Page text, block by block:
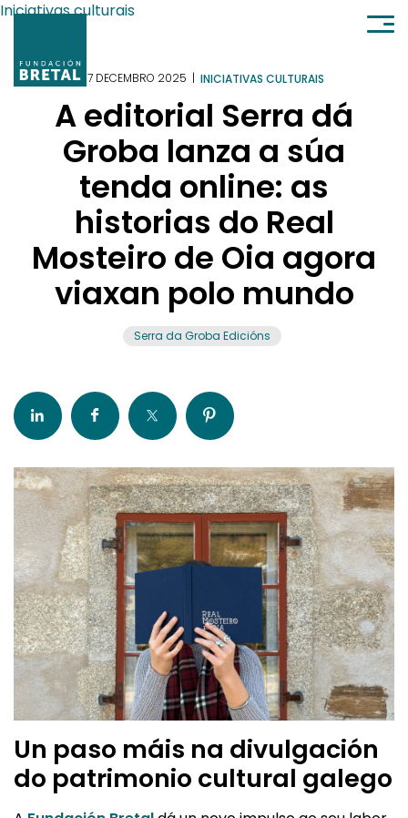
Ir al contenido
Iniciativas culturais
17 DECEMBRO 2025 | INICIATIVAS CULTURAIS
A editorial Serra dá
Groba lanza a súa
tenda online: as
historias do Real
Mosteiro de Oia agora
viaxan polo mundo
Serra da Groba Edicións
Un paso máis na divulgación
do patrimonio cultural galego